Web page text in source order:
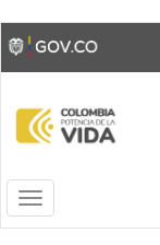
Pasar
al
contenido
Toggle
high
contrast
Toggle
navigation